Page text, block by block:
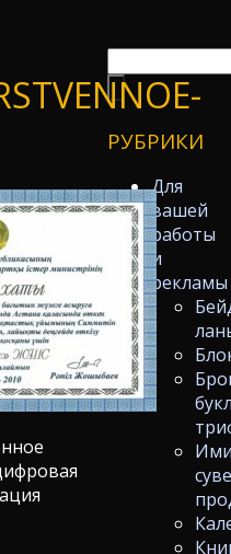
РУБРИКИ
Для
вашей
работы
и
рекламы